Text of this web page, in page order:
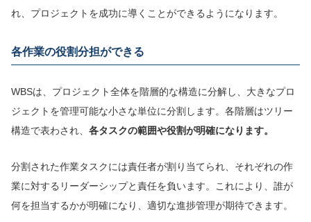
れ、プロジェクトを成功に導くことができるようになります。
各作業の役割分担ができる
WBSは、プロジェクト全体を階層的な構造に分解し、大きなプロ
ジェクトを管理可能な小さな単位に分割します。各階層はツリー
構造で表わされ、 各タスクの範囲や役割が明確になります。
分割された作業タスクには責任者が割り当てられ、それぞれの作
業に対するリーダーシップと責任を負います。これにより、誰が
何を担当するかが明確になり、適切な進捗管理が期待できます。